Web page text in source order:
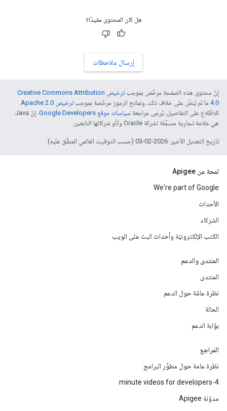
هل كان المحتوى مفيدًا؟
إرسال ملاحظات
إنّ محتوى هذه الصفحة مرخّص بموجب
ترخيص Creative Commons Attribution
4.0‏ ما لم يُنصّ على خلاف ذلك، ونماذج الرموز مرخّصة بموجبترخيص Apache 2.0‏
.
للاطّلاع على التفاصيل، يُرجى مراجعة سياسات موقع Google Developers‏
. إنّ Java
هي علامة تجارية مسجَّلة لشركة Oracle و/أو شركائها التابعين.
تاريخ التعديل الأخير: 2026-02-03 (حسب التوقيت العالمي المتفَّق عليه)
لمحة عن Apigee
We're part of Google
الأحداث
الشركاء
الكتب الإلكترونيّة وأحداث البث على الويب
المنتدى والدعم
المنتدى
نظرة عامّة حول الدعم
الحالة
بوّابة الدعم
المَراجع
نظرة عامة حول مطوِّر البرامج
4-minute videos for developers
مدوّنة Apigee